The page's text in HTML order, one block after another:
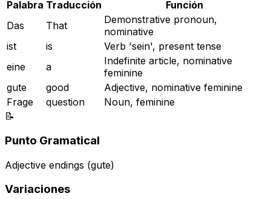
Palabra Traducción
Función
Das
That
Demonstrative pronoun,
nominative
ist
is
Verb 'sein', present tense
eine
a
Indefinite article, nominative
feminine
gute
good
Adjective, nominative feminine
Frage
question
Noun, feminine
📝
Punto Gramatical
Adjective endings (gute)
Variaciones